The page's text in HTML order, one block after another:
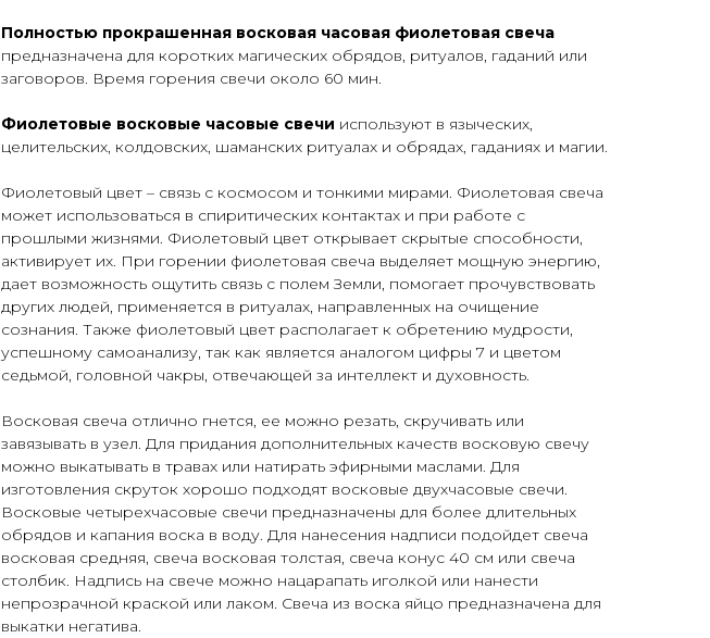
Полностью прокрашенная восковая часовая фиолетовая свеча
предназначена для коротких магических обрядов, ритуалов, гаданий или
заговоров. Время горения свечи около 60 мин.
Фиолетовые восковые часовые свечи используют в языческих,
целительских, колдовских, шаманских ритуалах и обрядах, гаданиях и магии.
Фиолетовый цвет – связь с космосом и тонкими мирами. Фиолетовая свеча
может использоваться в спиритических контактах и при работе с
прошлыми жизнями. Фиолетовый цвет открывает скрытые способности,
активирует их. При горении фиолетовая свеча выделяет мощную энергию,
дает возможность ощутить связь с полем Земли, помогает прочувствовать
других людей, применяется в ритуалах, направленных на очищение
сознания. Также фиолетовый цвет располагает к обретению мудрости,
успешному самоанализу, так как является аналогом цифры 7 и цветом
седьмой, головной чакры, отвечающей за интеллект и духовность.
Восковая свеча отлично гнется, ее можно резать, скручивать или
завязывать в узел. Для придания дополнительных качеств восковую свечу
можно выкатывать в травах или натирать эфирными маслами. Для
изготовления скруток хорошо подходят восковые двухчасовые свечи.
Восковые четырехчасовые свечи предназначены для более длительных
обрядов и капания воска в воду. Для нанесения надписи подойдет свеча
восковая средняя, свеча восковая толстая, свеча конус 40 см или свеча
столбик. Надпись на свече можно нацарапать иголкой или нанести
непрозрачной краской или лаком. Свеча из воска яйцо предназначена для
выкатки негатива.